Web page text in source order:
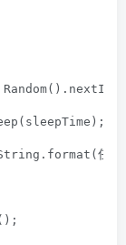
Random().nextInt(
任务